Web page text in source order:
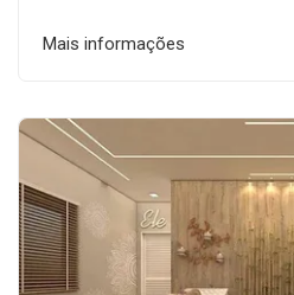
Mais informações